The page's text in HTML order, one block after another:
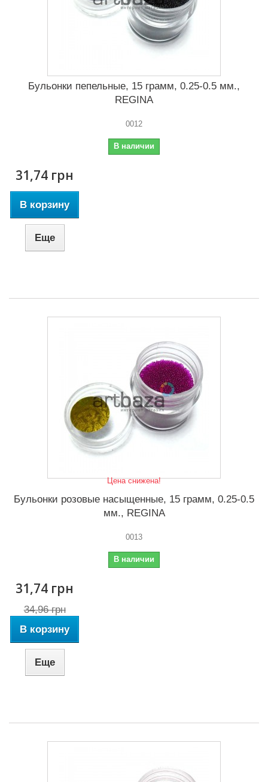
Бульонки пепельные, 15 грамм, 0.25-0.5 мм.,
REGINA
0012
В наличии
31,74 грн
В корзину
Еще
Цена снижена!
Бульонки розовые насыщенные, 15 грамм, 0.25-0.5
мм., REGINA
0013
В наличии
31,74 грн
34,96 грн
В корзину
Еще